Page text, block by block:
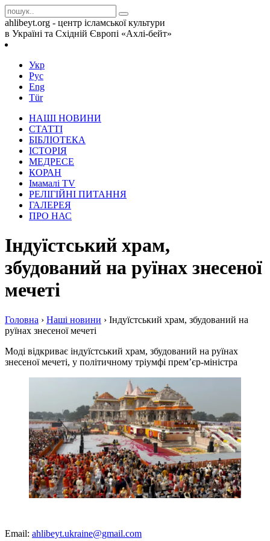
ahlibeyt.org - центр ісламської культури
в Україні та Східній Європі «Ахлі-бейт»
Укр
Рус
Eng
Tür
НАШІ НОВИНИ
СТАТТІ
БІБЛІОТЕКА
ІСТОРІЯ
МЕДРЕСЕ
КОРАН
Iмамалi TV
РЕЛІГІЙНІ ПИТАННЯ
ГАЛЕРЕЯ
ПРО НАС
Індуїстський храм,
збудований на руїнах знесеної
мечеті
Головна › Наші новини › Індуїстський храм, збудований на
руїнах знесеної мечеті
Моді відкриває індуїстський храм, збудований на руїнах
знесеної мечеті, у політичному тріумфі прем’єр-міністра
Email: ahlibeyt.ukraine@gmail.com